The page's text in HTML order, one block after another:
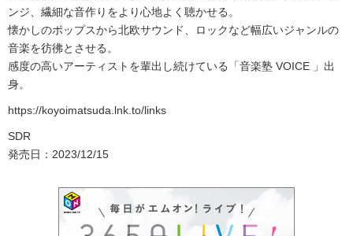
ンジ、繊細な音作りをより心地よく聴かせる。
懐かしのポップスから北欧サウンド、ロックなど幅広いジャンルの
音楽を彷彿とさせる。
感度の高いアーティストを輩出し続けている「音楽塾 VOICE 」出
身。
https://koyoimatsuda.lnk.to/links
SDR
発売日：2023/12/15